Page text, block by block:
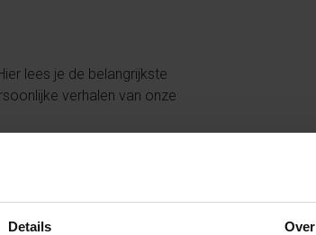
Details Over
lees je de belangrijkste
verhalen van onze
PLACEMENT